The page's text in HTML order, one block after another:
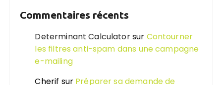
Commentaires récents
Determinant Calculatorsur Contourner
les filtres anti-spam dans une campagne
e-mailing
Cherif sur Préparer sa demande de